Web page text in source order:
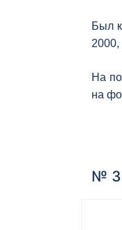
Был
На
на
№